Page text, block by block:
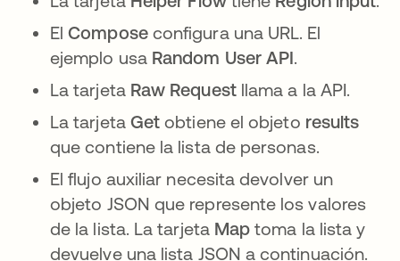
ElComposeconfigura una URL. El
ejemplo usa Random User API.
La tarjeta Raw Requestllama a la API.
La tarjeta Get obtiene el objeto results
que contiene la lista de personas.
El flujo auxiliar necesita devolver un
objeto JSON que represente los valores
de la lista. La tarjeta Map toma la lista y
devuelve una lista JSON a continuación.